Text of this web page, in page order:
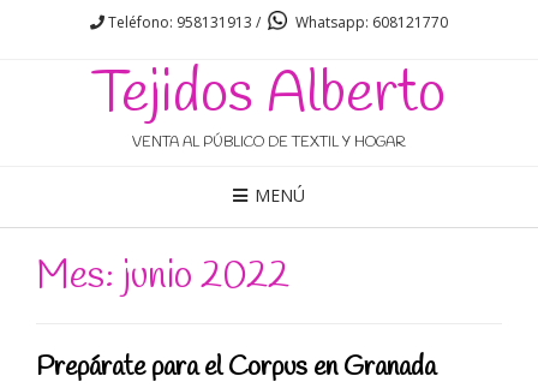
Teléfono: 958131913 / Whatsapp: 608121770
Tejidos Alberto
VENTA AL PÚBLICO DE TEXTIL Y HOGAR
MENÚ
Mes: junio 2022
Prepárate para el Corpus en Granada